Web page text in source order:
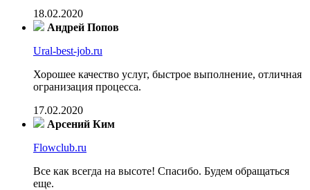
18.02.2020
Андрей Попов
Ural-best-job.ru
Хорошее качество услуг, быстрое выполнение, отличная
огранизация процесса.
17.02.2020
Арсений Ким
Flowclub.ru
Все как всегда на высоте! Спасибо. Будем обращаться
еще.